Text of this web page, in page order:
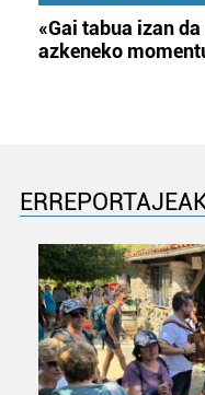
«Gai tabua izan
azkeneko